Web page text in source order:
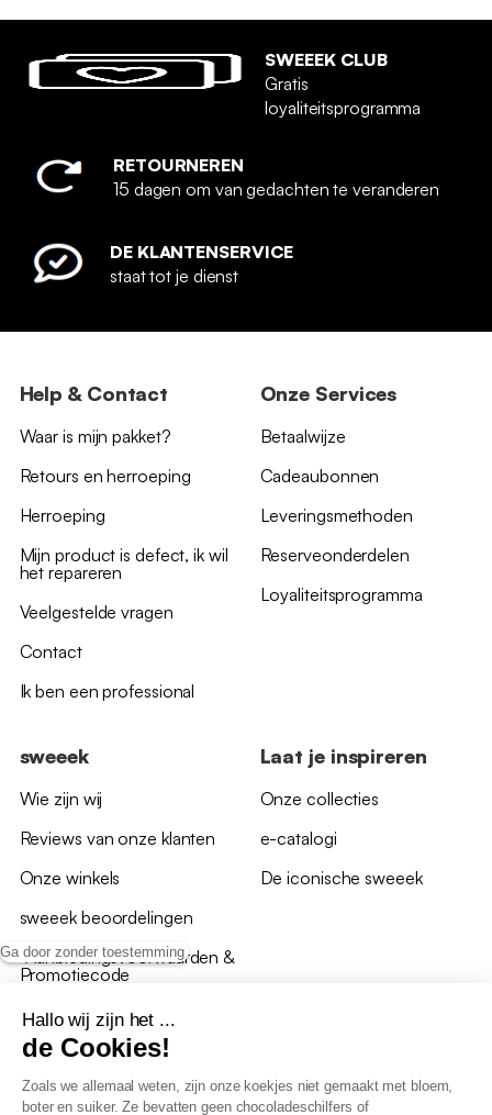
Ga door zonder toestemming
Hallo wij zijn het ...
de Cookies!
Zoals we allemaal weten, zijn onze koekjes niet gemaakt met bloem,
boter en suiker. Ze bevatten geen chocoladeschilfers of
SWEEEK CLUB
Gratis
loyaliteitsprogramma
RETOURNEREN
15 dagen om van gedachten te veranderen
DE KLANTENSERVICE
staat tot je dienst
Help & Contact
Waar is mijn pakket?
Retours en herroeping
Herroeping
Mijn product is defect, ik wil
het repareren
Veelgestelde vragen
Contact
Ik ben een professional
Onze Services
Betaalwijze
Cadeaubonnen
Leveringsmethoden
Reserveonderdelen
Loyaliteitsprogramma
sweeek
Wie zijn wij
Reviews van onze klanten
Onze winkels
sweeek beoordelingen
*Aanbiedingsvoorwaarden &
Promotiecode
Laat je inspireren
Onze collecties
e-catalogi
De iconische sweeek